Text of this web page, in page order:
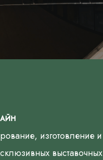
изготовление и
выставочных